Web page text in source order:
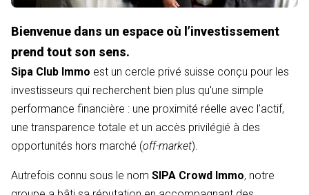
Bienvenue dans un espace où l’investissement
prend tout son sens.
Sipa Club Immo est un cercle privé suisse conçu pour les
investisseurs qui recherchent bien plus qu'une simple
performance financière : une proximité réelle avec l'actif,
une transparence totale et un accès privilégié à des
opportunités hors marché (off-market).
Autrefois connu sous le nom SIPA Crowd Immo, notre